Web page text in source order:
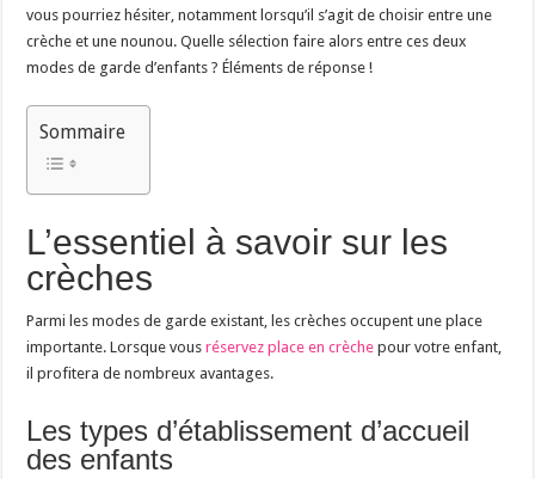
vous pourriez hésiter, notamment lorsqu’il s’agit de choisir entre une
crèche et une nounou. Quelle sélection faire alors entre ces deux
modes de garde d’enfants ? Éléments de réponse !
Sommaire
L’essentiel à savoir sur les
crèches
Parmi les modes de garde existant, les crèches occupent une place
importante. Lorsque vousréservez place en crèche pour votre enfant,
il profitera de nombreux avantages.
Les types d’établissement d’accueil
des enfants